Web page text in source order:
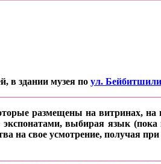
в здании музея по ул.
размещены на витринах, на
экспонатами, выбирая язык
на свое усмотрение, получая